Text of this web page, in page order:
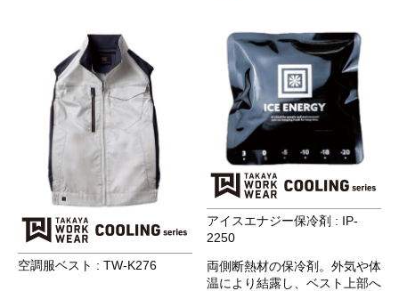
空調服ベスト : TW-K276
アイスエナジー保冷剤 : IP-
2250
両側断熱材の保冷剤。外気や体
温により結露し、ベスト上部へ